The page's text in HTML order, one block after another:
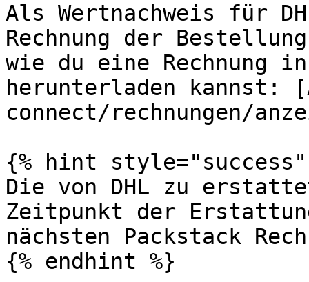
Als Wertnachweis für
Rechnung der
wie du eine Rechnung
herunterladen kannst:
connect/rechnungen/
{% hint style="success"
Die von DHL zu
Zeitpunkt der
nächsten Packstack
{% endhint %}